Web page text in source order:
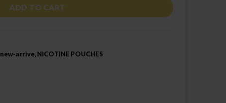
ADD TO CART
new-arrive,NICOTINE POUCHES